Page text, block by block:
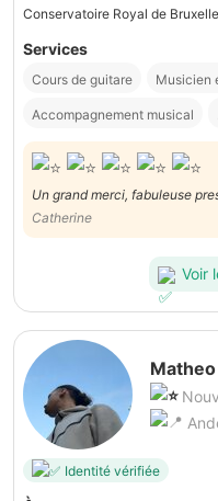
Conservatoire Royal de
Services
Cours de guitare Musicien
Accompagnement musical
Un grand merci, fabuleuse
Catherine
Voir
Matheo
Identité vérifiée